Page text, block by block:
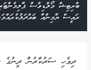
ބްރިޓިޝް މޯލްޑިވްސް
ރައީސް ޔާމިންއާ
ދިވެހި ސަރުކާރުން ދީނުގެ